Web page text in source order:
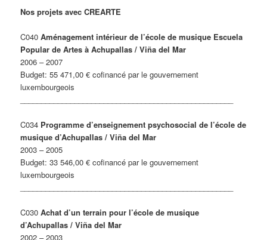
Nos projets avec CREARTE
C040Aménagement intérieur de l’école de musique Escuela
Popular de Artes à Achupallas / Viña del Mar
2006 – 2007
Budget: 55 471,00 € cofinancé par le gouvernement
luxembourgeois
C034 Programme d’enseignement psychosocial de l’école de
musique d’Achupallas / Viña del Mar
2003 – 2005
Budget: 33 546,00 € cofinancé par le gouvernement
luxembourgeois
C030Achat d’un terrain pour l’école de musique
d’Achupallas / Viña del Mar
2002 – 2003